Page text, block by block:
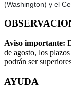
(Washington) y el
Aviso importante:
de agosto, los
podrán ser
AYUDA